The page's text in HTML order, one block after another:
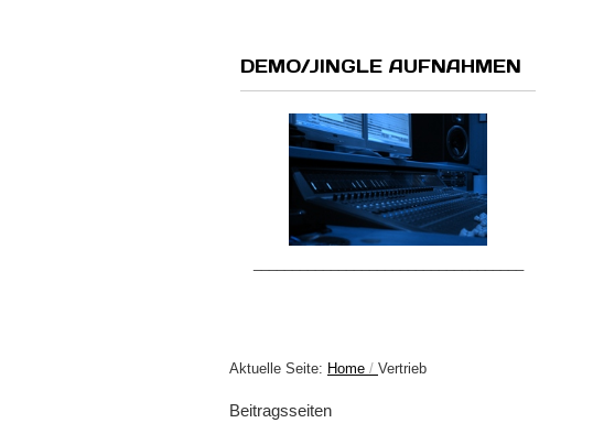
DEMO/JINGLE AUFNAHMEN
Aktuelle Seite: Home Vertrieb
Beitragsseiten